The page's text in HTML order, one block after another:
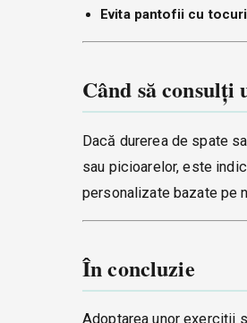
Evita pantofii cu
Când să consulți
Dacă durerea de spate
sau picioarelor, este
personalizate bazate pe
În concluzie
Adoptarea unor exerciții